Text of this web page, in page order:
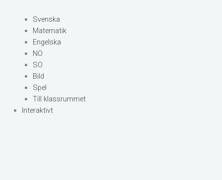
Svenska
Matematik
Engelska
NO
SO
Bild
Spel
Till klassrummet
Interaktivt